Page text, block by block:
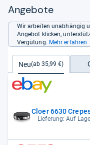
Angebote
Wir arbeiten unabhängig
Angebot klicken,
Vergütung. Mehr erfahren
Neu(ab 35,99 €)
Cloer 6630
Lieferung: Auf